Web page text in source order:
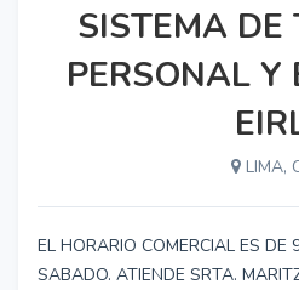
SISTEMA DE
PERSONAL Y
LIMA,
EL HORARIO COMERCIAL ES DE
SABADO. ATIENDE SRTA.